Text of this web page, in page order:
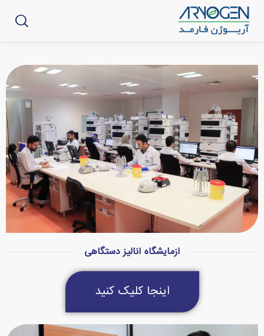
آزمایشگاه آنالیز دستگاهی
اینجا کلیک کنید